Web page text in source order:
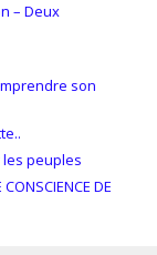
– Deux
son
peuples
CONSCIENCE DE